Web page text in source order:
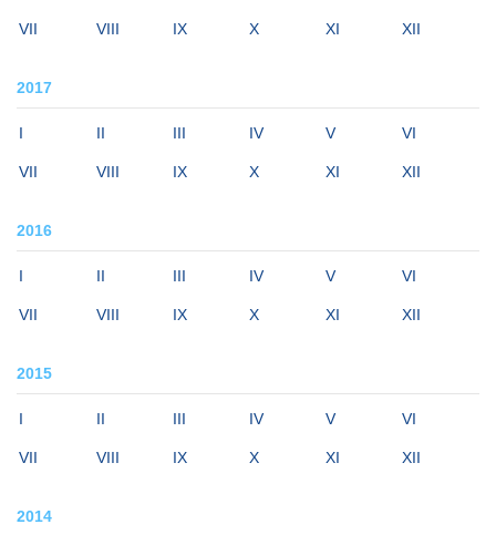
VII VIII IX X XI XII
2017
I II III IV V VI
VII VIII IX X XI XII
2016
I II III IV V VI
VII VIII IX X XI XII
2015
I II III IV V VI
VII VIII IX X XI XII
2014